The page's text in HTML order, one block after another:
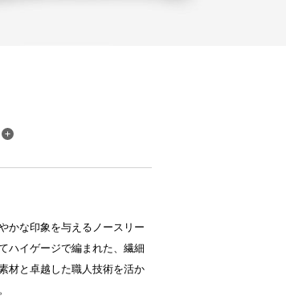
かな印象を与えるノースリー
ハイゲージで編まれた、繊細
材と卓越した職人技術を活か